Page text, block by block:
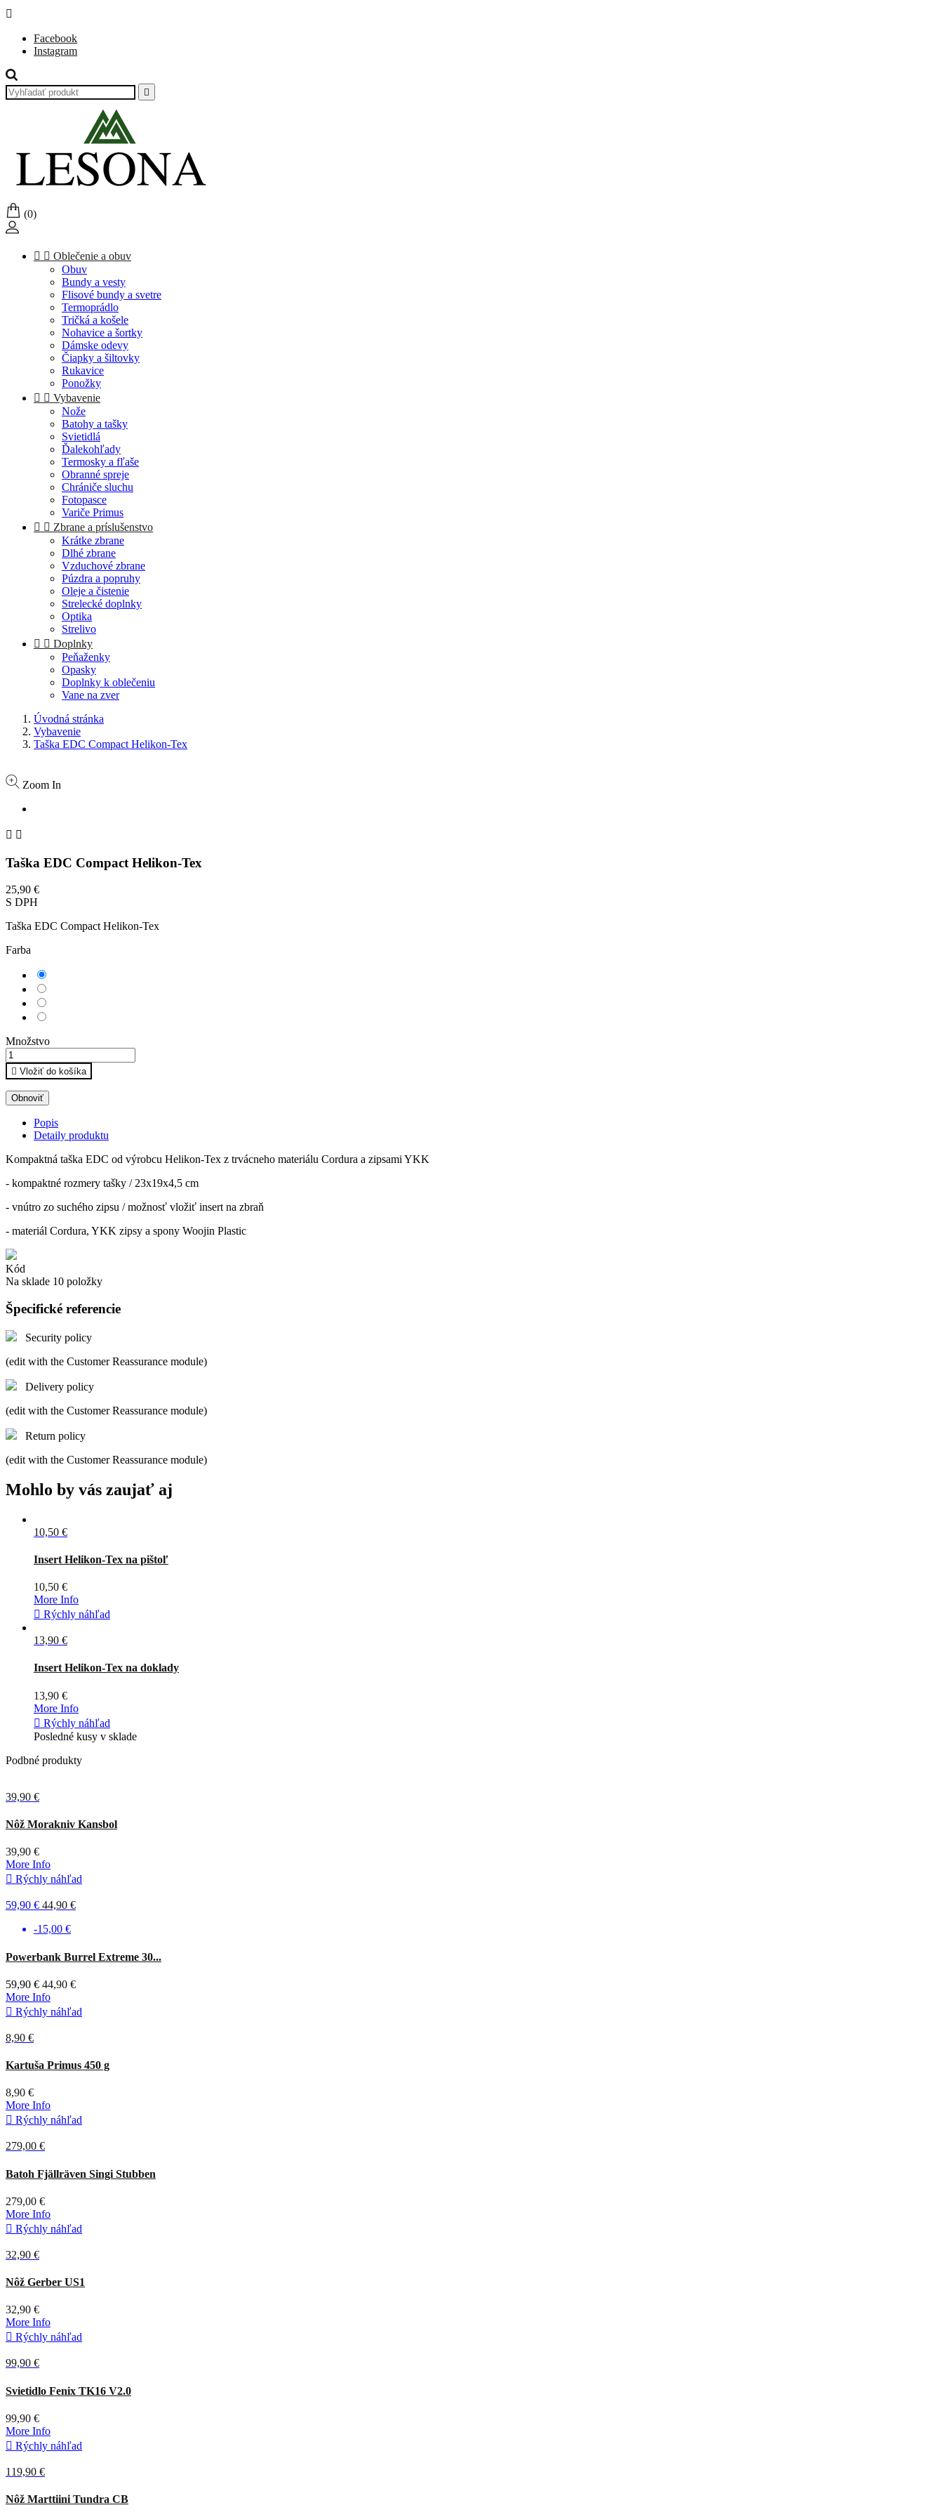

Facebook
Instagram

(0)
  Oblečenie a obuv
Obuv
Bundy a vesty
Flisové bundy a svetre
Termoprádlo
Tričká a košele
Nohavice a šortky
Dámske odevy
Čiapky a šiltovky
Rukavice
Ponožky
  Vybavenie
Nože
Batohy a tašky
Svietidlá
Ďalekohľady
Termosky a fľaše
Obranné spreje
Chrániče sluchu
Fotopasce
Variče Primus
  Zbrane a príslušenstvo
Krátke zbrane
Dlhé zbrane
Vzduchové zbrane
Púzdra a popruhy
Oleje a čistenie
Strelecké doplnky
Optika
Strelivo
  Doplnky
Peňaženky
Opasky
Doplnky k oblečeniu
Vane na zver
Úvodná stránka
Vybavenie
Taška EDC Compact Helikon-Tex
Zoom In
 
Taška EDC Compact Helikon-Tex
25,90 €
S DPH
Taška EDC Compact Helikon-Tex
Farba
Množstvo
 Vložiť do košíka
Popis
Detaily produktu
Kompaktná taška EDC od výrobcu Helikon-Tex z trvácneho materiálu Cordura a zipsami YKK
- kompaktné rozmery tašky / 23x19x4,5 cm
- vnútro zo suchého zipsu / možnosť vložiť insert na zbraň
- materiál Cordura, YKK zipsy a spony Woojin Plastic
Kód
Na sklade 10 položky
Špecifické referencie
Security policy
(edit with the Customer Reassurance module)
Delivery policy
(edit with the Customer Reassurance module)
Return policy
(edit with the Customer Reassurance module)
Mohlo by vás zaujať aj
10,50 €
Insert Helikon-Tex na pištoľ
10,50 €
More Info
 Rýchly náhľad
13,90 €
olivová
Insert Helikon-Tex na doklady
13,90 €
More Info
 Rýchly náhľad
Posledné kusy v sklade
Podbné produkty
39,90 €
Oranžová
Zelená
Nôž Morakniv Kansbol
39,90 €
More Info
 Rýchly náhľad
59,90 € 44,90 €
-15,00 €
Sivá
Powerbank Burrel Extreme 30...
59,90 € 44,90 €
More Info
 Rýchly náhľad
8,90 €
Červená
Kartuša Primus 450 g
8,90 €
More Info
 Rýchly náhľad
279,00 €
Tmavá
olivová
Batoh Fjällräven Singi Stubben
279,00 €
More Info
 Rýchly náhľad
32,90 €
Sivá
Nôž Gerber US1
32,90 €
More Info
 Rýchly náhľad
99,90 €
Čierna
Svietidlo Fenix TK16 V2.0
99,90 €
More Info
 Rýchly náhľad
119,90 €
Hnedá
Nôž Marttiini Tundra CB